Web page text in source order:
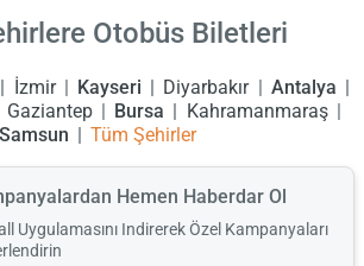
Otobüs Biletleri
İzmir Kayseri Diyarbakır
Antalya
Gaziantep Bursa
Kahramanmaraş
Samsun
Tüm Şehirler
Hemen Haberdar Ol
Uygulamasını Indirerek Özel Kampanyaları